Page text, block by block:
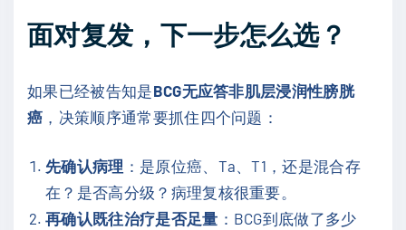
面对复发，下一步怎么选？
如果已经被告知是BCG无应答非肌层浸润性膀胱
癌 ，决策顺序通常要抓住四个问题：
先确认病理 ：是原位癌、Ta、T1，还是混合存
在？是否高分级？病理复核很重要。
再确认既往治疗是否足量 ：BCG到底做了多少